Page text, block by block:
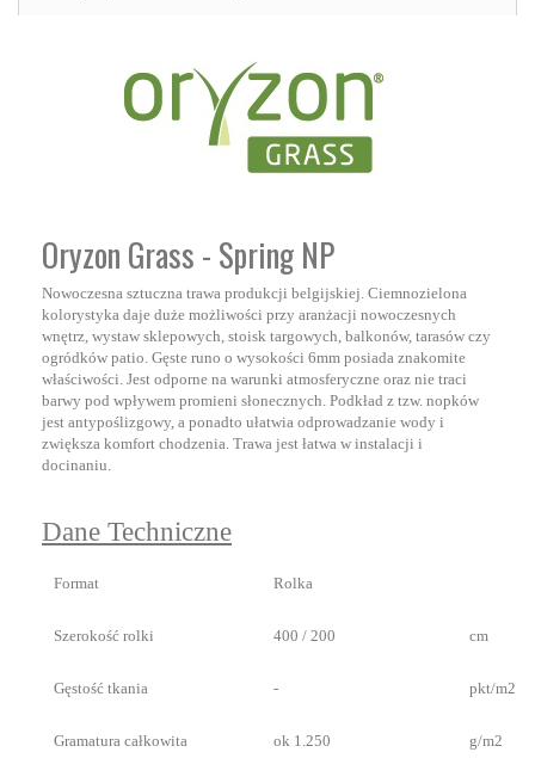
Oryzon Grass - Spring NP
Nowoczesna sztuczna trawa produkcji belgijskiej. Ciemnozielona
kolorystyka daje duże możliwości przy aranżacji nowoczesnych
wnętrz, wystaw sklepowych, stoisk targowych, balkonów, tarasów czy
ogródków patio. Gęste runo o wysokości 6mm posiada znakomite
właściwości. Jest odporne na warunki atmosferyczne oraz nie traci
barwy pod wpływem promieni słonecznych. Podkład z tzw. nopków
jest antypoślizgowy, a ponadto ułatwia odprowadzanie wody i
zwiększa komfort chodzenia. Trawa jest łatwa w instalacji i
docinaniu.
Dane Techniczne
Format Rolka
Szerokość rolki 400 / 200 cm
Gęstość tkania - pkt/m2
Gramatura całkowita ok 1.250 g/m2